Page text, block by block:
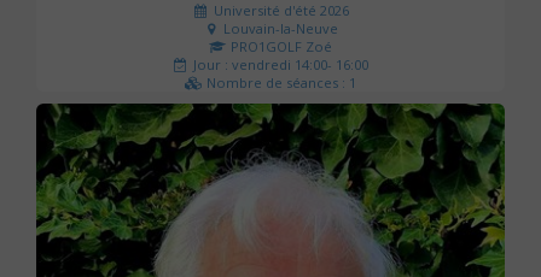
Université d'été 2026
Louvain-la-Neuve
PRO1GOLF Zoé
Jour : vendredi 14:00- 16:00
Nombre de séances : 1
45 €